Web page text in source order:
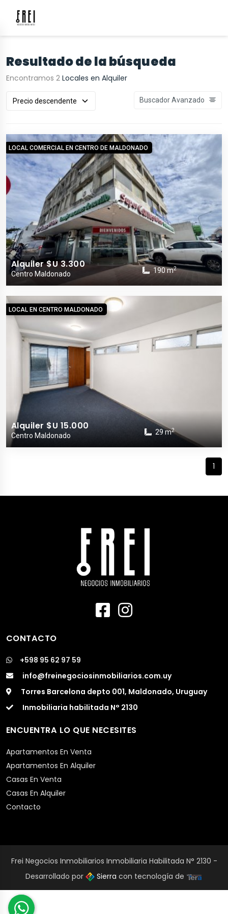
Resultado de la búsqueda
Encontramos 2 Locales en Alquiler
Buscador Avanzado
LOCAL COMERCIAL EN CENTRO DE MALDONADO
Alquiler $U 3.300
Centro Maldonado 190 m2
LOCAL EN CENTRO MALDONADO
Alquiler $U 15.000
Centro Maldonado 29 m2
1
CONTACTO
+598 95 62 97 59
info@freinegociosinmobiliarios.com.uy
Torres Barcelona depto 001, Maldonado, Uruguay
Inmobiliaria habilitada N° 2130
ENCUENTRA LO QUE NECESITES
Apartamentos En Venta
Apartamentos En Alquiler
Casas En Venta
Casas En Alquiler
Contacto
Frei Negocios Inmobiliarios Inmobiliaria Habilitada N° 2130 -
Desarrollado por
Sierra con tecnología de